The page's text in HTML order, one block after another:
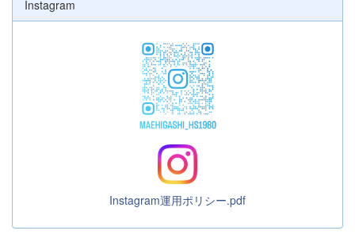
Instagram
Instagram運用ポリシー.pdf